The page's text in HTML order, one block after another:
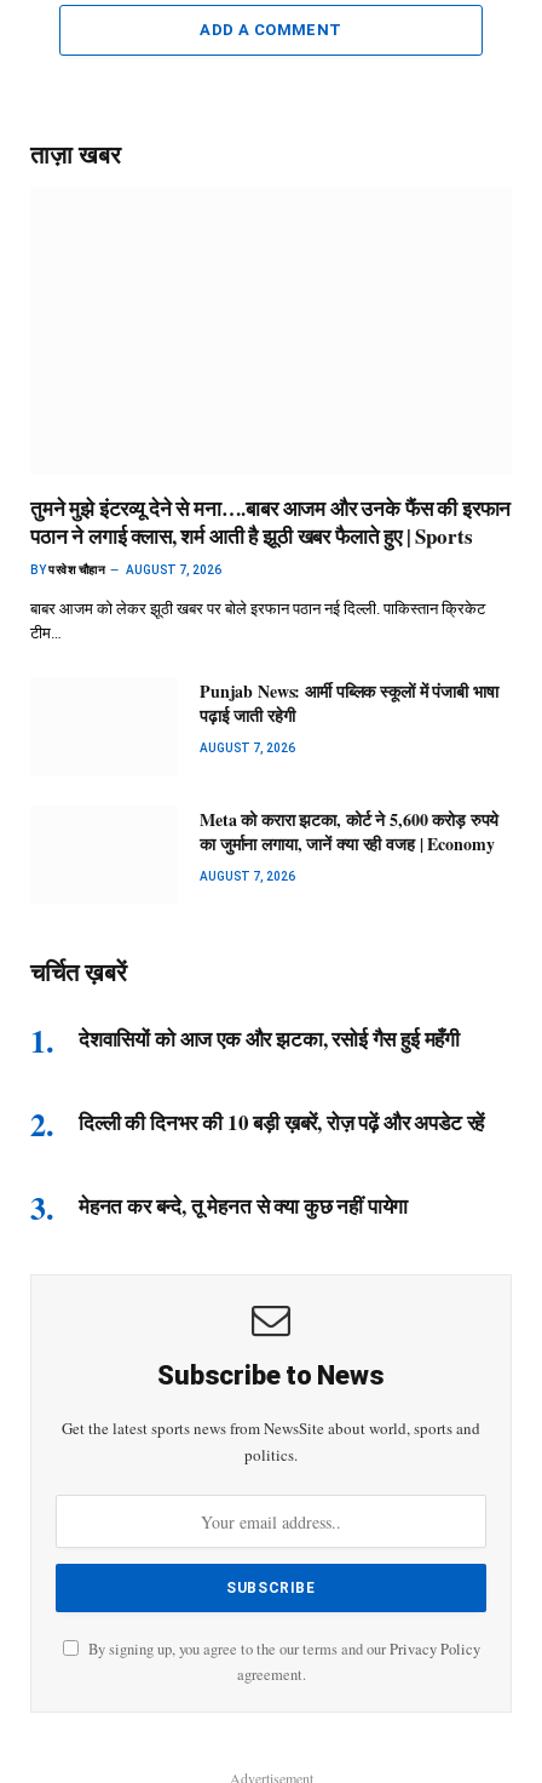
ADD A COMMENT
ताज़ा खबर
तुमने मुझे इंटरव्यू देने से मना….बाबर आजम और उनके फैंस की इरफान
पठान ने लगाई क्लास, शर्म आती है झूठी खबर फैलाते हुए | Sports
BYपरवेश चौहान AUGUST 7, 2026
बाबर आजम को लेकर झूठी खबर पर बोले इरफान पठान नई दिल्ली. पाकिस्तान क्रिकेट
टीम…
Punjab News: आर्मी पब्लिक स्कूलों में पंजाबी भाषा
पढ़ाई जाती रहेगी
AUGUST 7, 2026
Meta को करारा झटका, कोर्ट ने 5,600 करोड़ रुपये
का जुर्माना लगाया, जानें क्या रही वजह | Economy
AUGUST 7, 2026
चर्चित ख़बरें
देशवासियों को आज एक और झटका, रसोई गैस हुई महँगी
दिल्ली की दिनभर की 10 बड़ी ख़बरें, रोज़ पढ़ें और अपडेट रहें
मेहनत कर बन्दे, तू मेहनत से क्या कुछ नहीं पायेगा
Subscribe to News
Get the latest sports news from NewsSite about world, sports and
politics.
By signing up, you agree to the our terms and ourPrivacy Policy
agreement.
Advertisement